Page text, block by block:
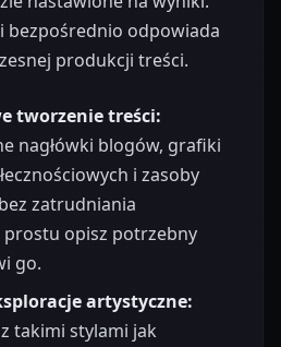
bezpośrednio odpowiada
produkcji treści.
tworzenie treści:
nagłówki blogów, grafiki
i zasoby
zatrudniania
opisz potrzebny
go.
artystyczne:
takimi stylami jak